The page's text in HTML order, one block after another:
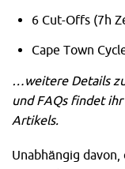
6 Cut-Offs (7h
Cape Town
…weitere Details
und FAQs findet
Artikels.
Unabhängig